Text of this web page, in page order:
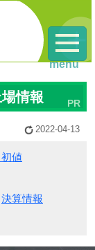
情報
2022-04-13
値
決算情報
menu